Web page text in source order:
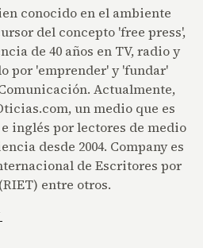
conocido en el ambiente
del concepto 'free press',
de 40 años en TV, radio y
por 'emprender' y 'fundar'
Actualmente,
un medio que es
inglés por lectores de medio
desde 2004. Company es
de Escritores por
entre otros.